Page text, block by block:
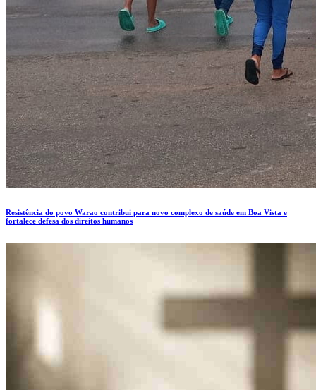
Resistência do povo Warao contribui para novo complexo de saúde em Boa Vista e
fortalece defesa dos direitos humanos